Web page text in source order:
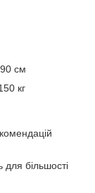
см
кг
для більшості